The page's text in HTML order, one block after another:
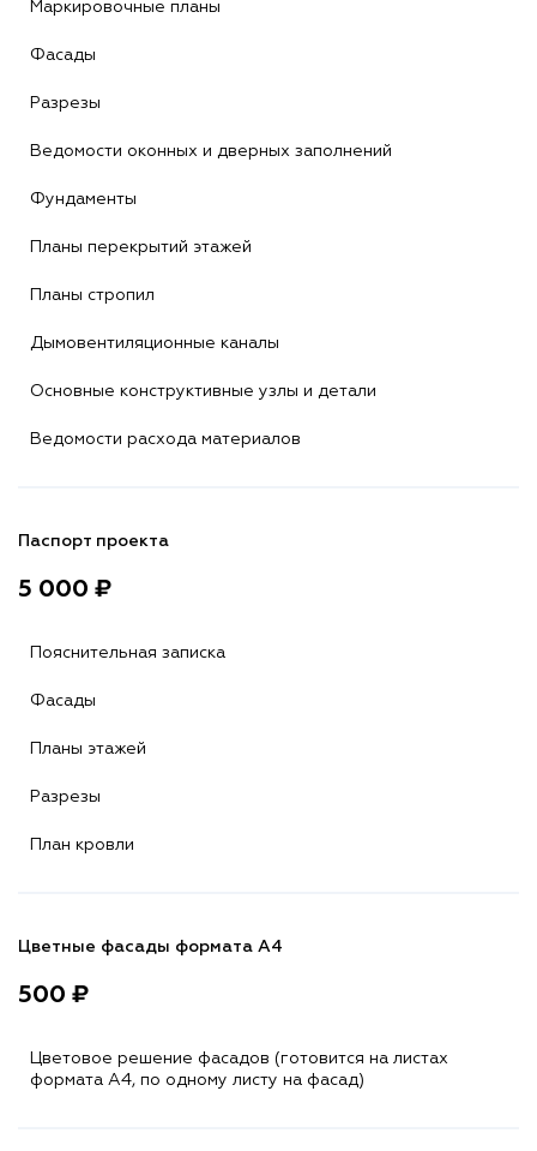
Маркировочные планы
Фасады
Разрезы
Ведомости оконных и дверных заполнений
Фундаменты
Планы перекрытий этажей
Планы стропил
Дымовентиляционные каналы
Основные конструктивные узлы и детали
Ведомости расхода материалов
Паспорт проекта
5 000 ₽
Пояснительная записка
Фасады
Планы этажей
Разрезы
План кровли
Цветные фасады формата А4
500 ₽
Цветовое решение фасадов (готовится на листах
формата A4, по одному листу на фасад)